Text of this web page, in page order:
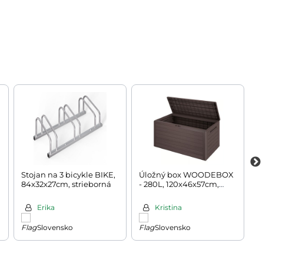
Stojan na 3 bicykle BIKE,
84x32x27cm, strieborná
Erika
Slovensko
Úložný box WOODEBOX
- 280L, 120x46x57cm,
Kristina
Slovensko